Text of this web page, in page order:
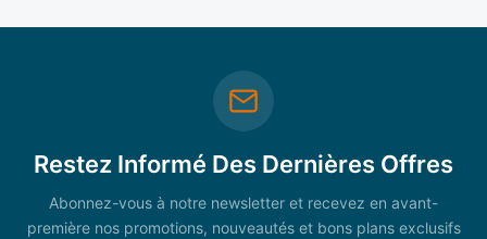
Restez Informé Des Dernières Offres
Abonnez-vous à notre newsletter et recevez en avant-
première nos promotions, nouveautés et bons plans exclusifs